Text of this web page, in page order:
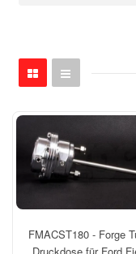
FMACST180 - Forge
Druckdose für Ford